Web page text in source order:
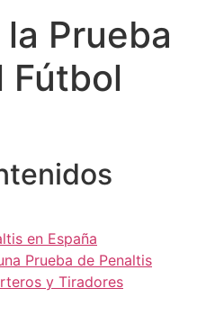
Prueba
Fútbol
en España
Prueba de Penaltis
y Tiradores